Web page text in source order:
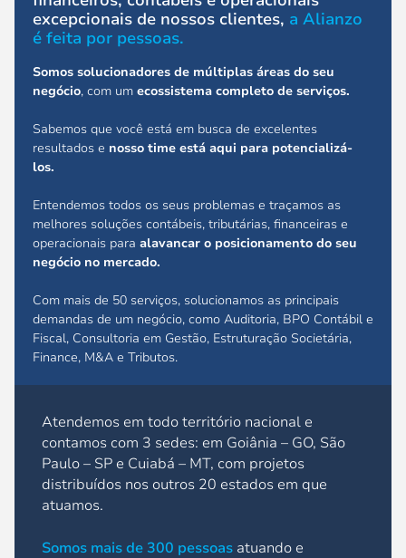
excepcionais de nossos clientes, a Alianzo
é feita por pessoas.
Somos solucionadores de múltiplas áreas do seu
negócio, com um ecossistema completo de serviços.
Sabemos que você está em busca de excelentes
resultados e nosso time está aqui para potencializá-
los.
Entendemos todos os seus problemas e traçamos as
melhores soluções contábeis, tributárias, financeiras e
operacionais para alavancar o posicionamento do seu
negócio no mercado.
Com mais de 50 serviços, solucionamos as principais
demandas de um negócio, como Auditoria, BPO Contábil e
Fiscal, Consultoria em Gestão, Estruturação Societária,
Finance, M&A e Tributos.
Atendemos em todo território nacional e
contamos com 3 sedes: em Goiânia – GO, São
Paulo – SP e Cuiabá – MT, com projetos
distribuídos nos outros 20 estados em que
atuamos.
Somos mais de 300 pessoas atuando e